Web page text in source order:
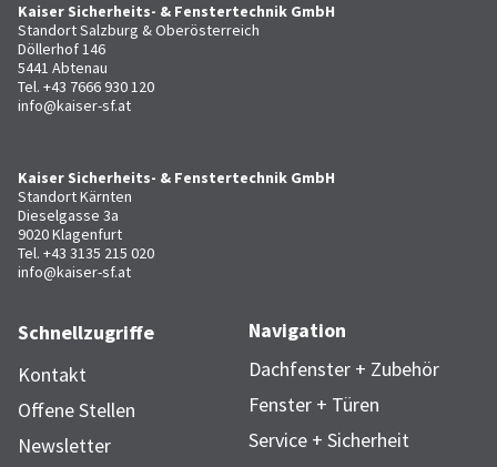
Kaiser Sicherheits- & Fenstertechnik GmbH
Standort Salzburg & Oberösterreich
Döllerhof 146
5441 Abtenau
Tel. +43 7666 930 120
info@kaiser-sf.at
Kaiser Sicherheits- & Fenstertechnik GmbH
Standort Kärnten
Dieselgasse 3a
9020 Klagenfurt
Tel. +43 3135 215 020
info@kaiser-sf.at
Schnellzugriffe
Kontakt
Offene Stellen
Newsletter
Navigation
Dachfenster + Zubehör
Fenster + Türen
Service + Sicherheit